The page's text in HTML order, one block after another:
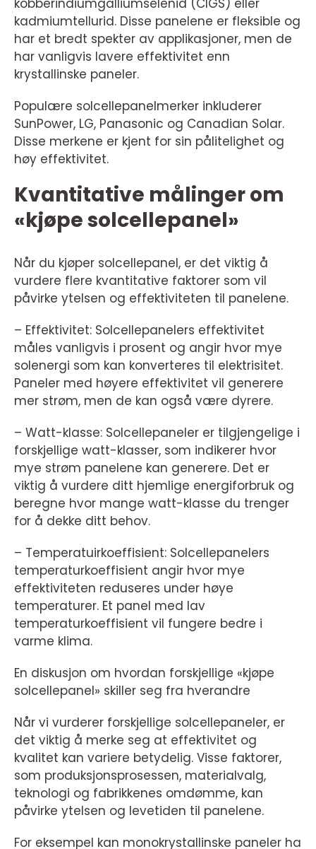
kobberindiumgalliumselenid (CIGS) eller
kadmiumtellurid. Disse panelene er fleksible og
har et bredt spekter av applikasjoner, men de
har vanligvis lavere effektivitet enn
krystallinske paneler.
Populære solcellepanelmerker inkluderer
SunPower, LG, Panasonic og Canadian Solar.
Disse merkene er kjent for sin pålitelighet og
høy effektivitet.
Kvantitative målinger om
«kjøpe solcellepanel»
Når du kjøper solcellepanel, er det viktig å
vurdere flere kvantitative faktorer som vil
påvirke ytelsen og effektiviteten til panelene.
– Effektivitet: Solcellepanelers effektivitet
måles vanligvis i prosent og angir hvor mye
solenergi som kan konverteres til elektrisitet.
Paneler med høyere effektivitet vil generere
mer strøm, men de kan også være dyrere.
– Watt-klasse: Solcellepaneler er tilgjengelige i
forskjellige watt-klasser, som indikerer hvor
mye strøm panelene kan generere. Det er
viktig å vurdere ditt hjemlige energiforbruk og
beregne hvor mange watt-klasse du trenger
for å dekke ditt behov.
– Temperatuirkoeffisient: Solcellepanelers
temperaturkoeffisient angir hvor mye
effektiviteten reduseres under høye
temperaturer. Et panel med lav
temperaturkoeffisient vil fungere bedre i
varme klima.
En diskusjon om hvordan forskjellige «kjøpe
solcellepanel» skiller seg fra hverandre
Når vi vurderer forskjellige solcellepaneler, er
det viktig å merke seg at effektivitet og
kvalitet kan variere betydelig. Visse faktorer,
som produksjonsprosessen, materialvalg,
teknologi og fabrikkenes omdømme, kan
påvirke ytelsen og levetiden til panelene.
For eksempel kan monokrystallinske paneler ha